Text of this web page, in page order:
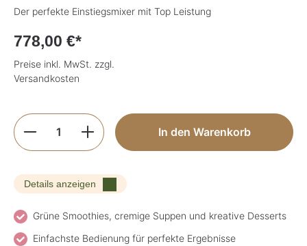
Der perfekte Einstiegsmixer mit Top Leistung
778,00 €*
Preise inkl. MwSt. zzgl.
Versandkosten
Produkt Anzahl: Gib den gewünschten
In den Warenkorb
Details anzeigen
Grüne Smoothies, cremige Suppen und kreative Desserts
Einfachste Bedienung für perfekte Ergebnisse